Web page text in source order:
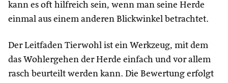
kann es oft hilfreich sein, wenn man seine Herde
einmal aus einem anderen Blickwinkel betrachtet.
Der Leitfaden Tierwohl ist ein Werkzeug, mit dem
das Wohlergehen der Herde einfach und vor allem
rasch beurteilt werden kann. Die Bewertung erfolgt